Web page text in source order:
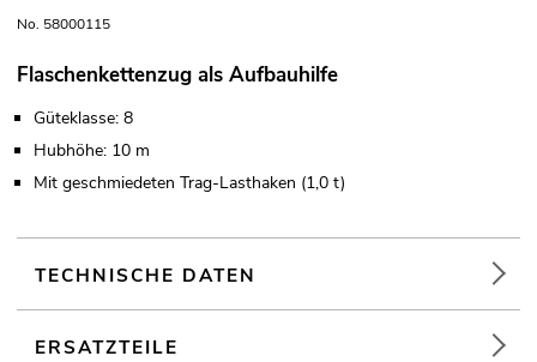
No. 58000115
Flaschenkettenzug als Aufbauhilfe
Güteklasse: 8
Hubhöhe: 10 m
Mit geschmiedeten Trag-Lasthaken (1,0 t)
TECHNISCHE DATEN
ERSATZTEILE